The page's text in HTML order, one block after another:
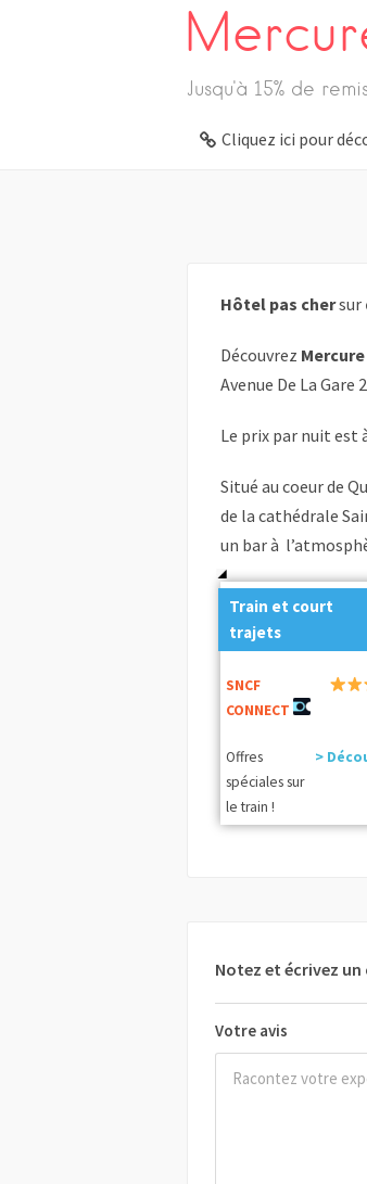
Jusqu'à 15% de
Cliquez ici pour
Hôtel pas chersur
Découvrez
Avenue De La Gare
Le prix par nuit est
Situé au coeur de
de la cathédrale
un bar à
Train et court
trajets
SNCF
CONNECT
Offres
spéciales sur
le train !
>
Notez et écrivez
Votre avis